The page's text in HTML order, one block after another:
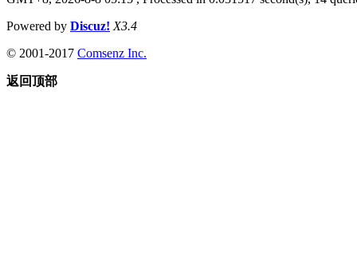
Powered by Discuz! X3.4
© 2001-2017 Comsenz Inc.
返回顶部